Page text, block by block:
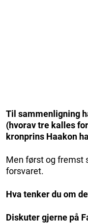
Til sammenligning
(hvorav tre kalles
kronprins Haakon
Men først og fremst
forsvaret.
Hva tenker du om
Diskuter gjerne på